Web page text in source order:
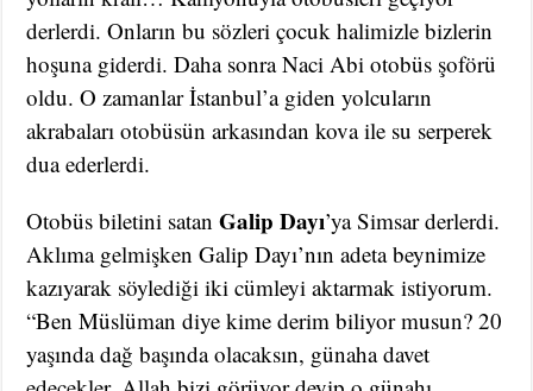
derlerdi. Onların bu sözleri çocuk halimizle bizlerin
hoşuna giderdi. Daha sonra Naci Abi otobüs şoförü
oldu. O zamanlar İstanbul’a giden yolcuların
akrabaları otobüsün arkasından kova ile su serperek
dua ederlerdi.
Otobüs biletini satanGalip Dayı’ya Simsar derlerdi.
Aklıma gelmişken Galip Dayı’nın adeta beynimize
kazıyarak söylediği iki cümleyi aktarmak istiyorum.
“Ben Müslüman diye kime derim biliyor musun? 20
yaşında dağ başında olacaksın, günaha davet